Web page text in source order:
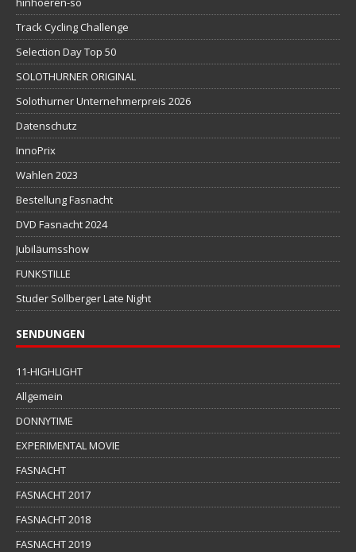
Track Cycling Challenge
Selection Day Top 50
SOLOTHURNER ORIGINAL
Solothurner Unternehmerpreis 2026
Datenschutz
InnoPrix
Wahlen 2023
Bestellung Fasnacht
DVD Fasnacht 2024
Jubiläumsshow
FUNKSTILLE
Studer Sollberger Late Night
SENDUNGEN
11-HIGHLIGHT
Allgemein
DONNYTIME
EXPERIMENTAL MOVIE
FASNACHT
FASNACHT 2017
FASNACHT 2018
FASNACHT 2019